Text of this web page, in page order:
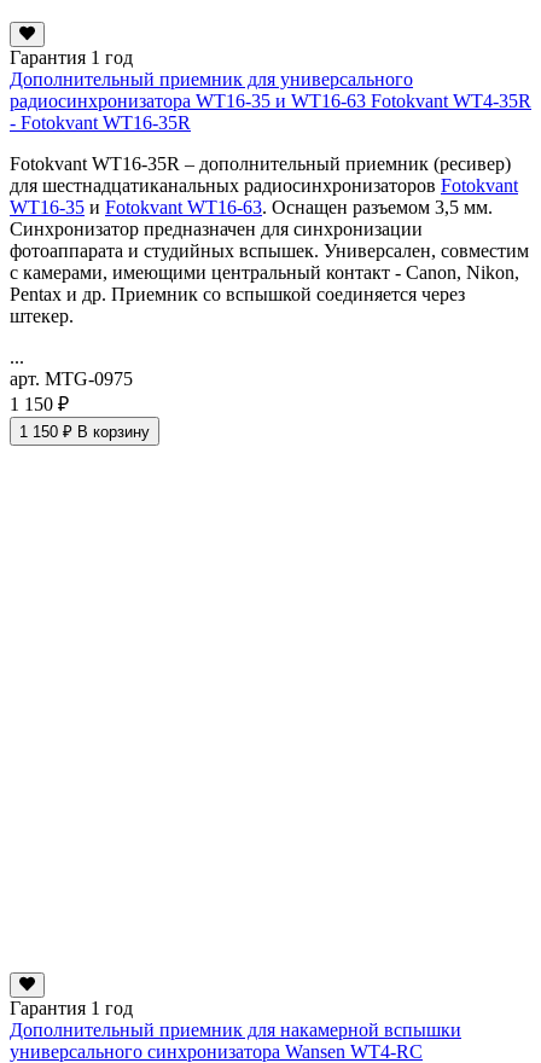
Гарантия 1 год
Дополнительный приемник для универсального
радиосинхронизатора WT16-35 и WT16-63 Fotokvant WT4-35R
- Fotokvant WT16-35R
Fotokvant WT16-35R – дополнительный приемник (ресивер)
для шестнадцатиканальных радиосинхронизаторов Fotokvant
WT16-35 и Fotokvant WT16-63. Оснащен разъемом 3,5 мм.
Синхронизатор предназначен для синхронизации
фотоаппарата и студийных вспышек. Универсален, совместим
с камерами, имеющими центральный контакт - Canon, Nikon,
Pentax и др. Приемник со вспышкой соединяется через
штекер.
...
арт. MTG-0975
1 150 ₽
1 150 ₽ В корзину
Гарантия 1 год
Дополнительный приемник для накамерной вспышки
универсального синхронизатора Wansen WT4-RC